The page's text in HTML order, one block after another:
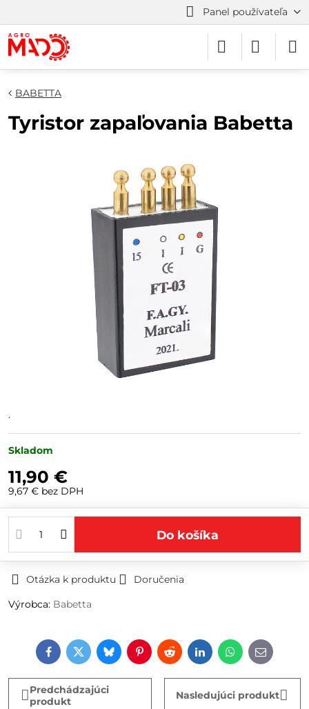
Panel používateľa
BABETTA
Tyristor zapaľovania Babetta
.
Skladom
11,90 €
9,67 € bez DPH
Do košíka
Otázka k produktu
Doručenia
Výrobca: Babetta
FacebookTwitterBlueskyPinterestRedditLinkedInWhatsApp
E-
mail
Predchádzajúci
produkt
Nasledujúci produkt